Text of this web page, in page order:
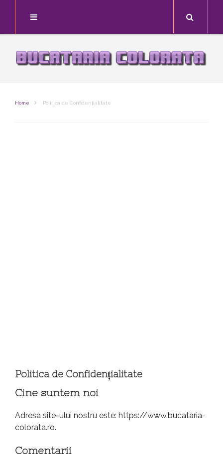
Home Politica de Confidențialitate
Politica de Confidențialitate
Cine suntem noi
Adresa site-ului nostru este: https://www.bucataria-
colorata.ro.
Comentarii